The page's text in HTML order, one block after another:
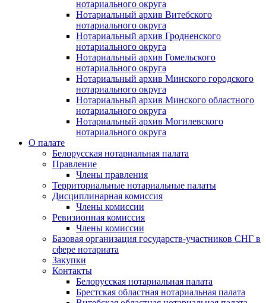
нотариального округа
Нотариальный архив Витебского
нотариального округа
Нотариальный архив Гродненского
нотариального округа
Нотариальный архив Гомельского
нотариального округа
Нотариальный архив Минского городского
нотариального округа
Нотариальный архив Минского областного
нотариального округа
Нотариальный архив Могилевского
нотариального округа
О палате
Белорусская нотариальная палата
Правление
Члены правления
Территориальные нотариальные палаты
Дисциплинарная комиссия
Члены комиссии
Ревизионная комиссия
Члены комиссии
Базовая организация государств-участников СНГ в
сфере нотариата
Закупки
Контакты
Белорусская нотариальная палата
Брестская областная нотариальная палата